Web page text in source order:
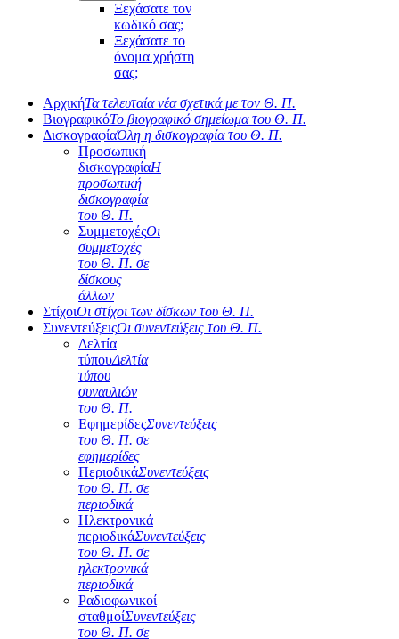
Ξεχάσατε τον
κωδικό σας;
Ξεχάσατε το
όνομα χρήστη
σας;
ΑρχικήΤα τελευταία νέα σχετικά με τον Θ. Π.
ΒιογραφικόΤο βιογραφικό σημείωμα του Θ. Π.
ΔισκογραφίαΌλη η δισκογραφία του Θ. Π.
Προσωπική
δισκογραφίαΗ
προσωπική
δισκογραφία
του Θ. Π.
ΣυμμετοχέςΟι
συμμετοχές
του Θ. Π. σε
δίσκους
άλλων
ΣτίχοιΟι στίχοι των δίσκων του Θ. Π.
ΣυνεντεύξειςΟι συνεντεύξεις του Θ. Π.
Δελτία
τύπουΔελτία
τύπου
συναυλιών
του Θ. Π.
ΕφημερίδεςΣυνεντεύξεις
του Θ. Π. σε
εφημερίδες
ΠεριοδικάΣυνεντεύξεις
του Θ. Π. σε
περιοδικά
Ηλεκτρονικά
περιοδικάΣυνεντεύξεις
του Θ. Π. σε
ηλεκτρονικά
περιοδικά
Ραδιοφωνικοί
σταθμοίΣυνεντεύξεις
του Θ. Π. σε